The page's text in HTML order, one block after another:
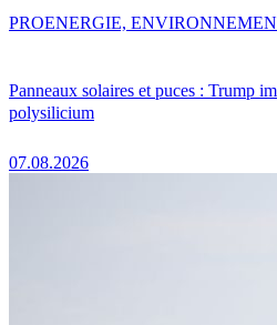
Panneaux solaires et puces : Trump
polysilicium
07.08.2026
PROENERGIE,